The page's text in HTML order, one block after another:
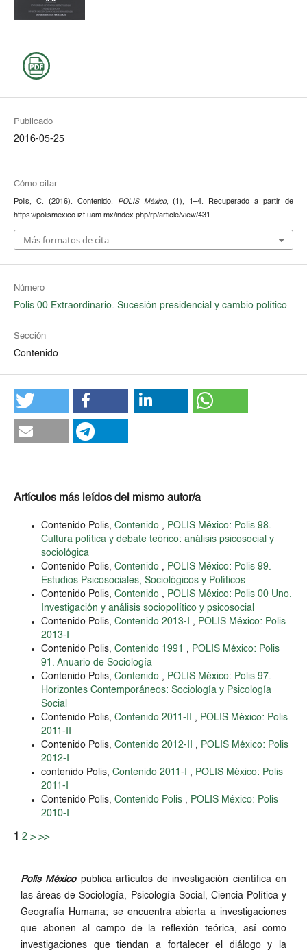
Publicado
2016-05-25
Cómo citar
Polis, C. (2016). Contenido. POLIS México, (1), 1–4. Recuperado a partir de
https://polismexico.izt.uam.mx/index.php/rp/article/view/431
Más formatos de cita
Número
Polis 00 Extraordinario. Sucesión presidencial y cambio político
Sección
Contenido
Artículos más leídos del mismo autor/a
Contenido Polis, Contenido , POLIS México: Polis 98.
Cultura política y debate teórico: análisis psicosocial y
sociológica
Contenido Polis, Contenido , POLIS México: Polis 99.
Estudios Psicosociales, Sociológicos y Políticos
Contenido Polis, Contenido , POLIS México: Polis 00 Uno.
Investigación y análisis sociopolítico y psicosocial
Contenido Polis, Contenido 2013-I , POLIS México: Polis
2013-I
Contenido Polis, Contenido 1991 , POLIS México: Polis
91. Anuario de Sociología
Contenido Polis, Contenido , POLIS México: Polis 97.
Horizontes Contemporáneos: Sociología y Psicología
Social
Contenido Polis, Contenido 2011-II , POLIS México: Polis
2011-II
Contenido Polis, Contenido 2012-II , POLIS México: Polis
2012-I
contenido Polis, Contenido 2011-I , POLIS México: Polis
2011-I
Contenido Polis, Contenido Polis , POLIS México: Polis
2010-I
1 2 > >>
Polis Méxicopublica artículos de investigación científica en
las áreas de Sociología, Psicología Social, Ciencia Política y
Geografía Humana; se encuentra abierta a investigaciones
que abonen al campo de la reflexión teórica, así como
investigaciones que tiendan a fortalecer el diálogo y la